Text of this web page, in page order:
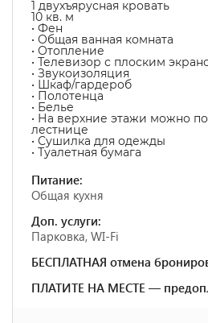
1 двухъярусная кровать
10 кв. м
• Фен
• Общая ванная комната
• Отопление
• Телевизор с плоским
• Звукоизоляция
• Шкаф/гардероб
• Полотенца
• Белье
• На верхние этажи можно
лестнице
• Сушилка для одежды
• Туалетная бумага
Питание:
Общая кухня
Доп. услуги:
Парковка, WI-Fi
БЕСПЛАТНАЯ отмена
ПЛАТИТЕ НА МЕСТЕ —